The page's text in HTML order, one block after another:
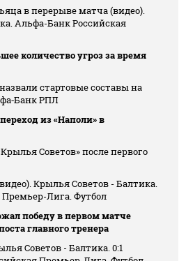
в перерыве матча (видео).
Альфа-Банк Российская
количество угроз за время
стартовые составы на
РПЛ
из «Наполи» в
Советов» после первого
Крылья Советов - Балтика.
Лига. Футбол
победу в первом матче
главного тренера
Советов - Балтика. 0:1